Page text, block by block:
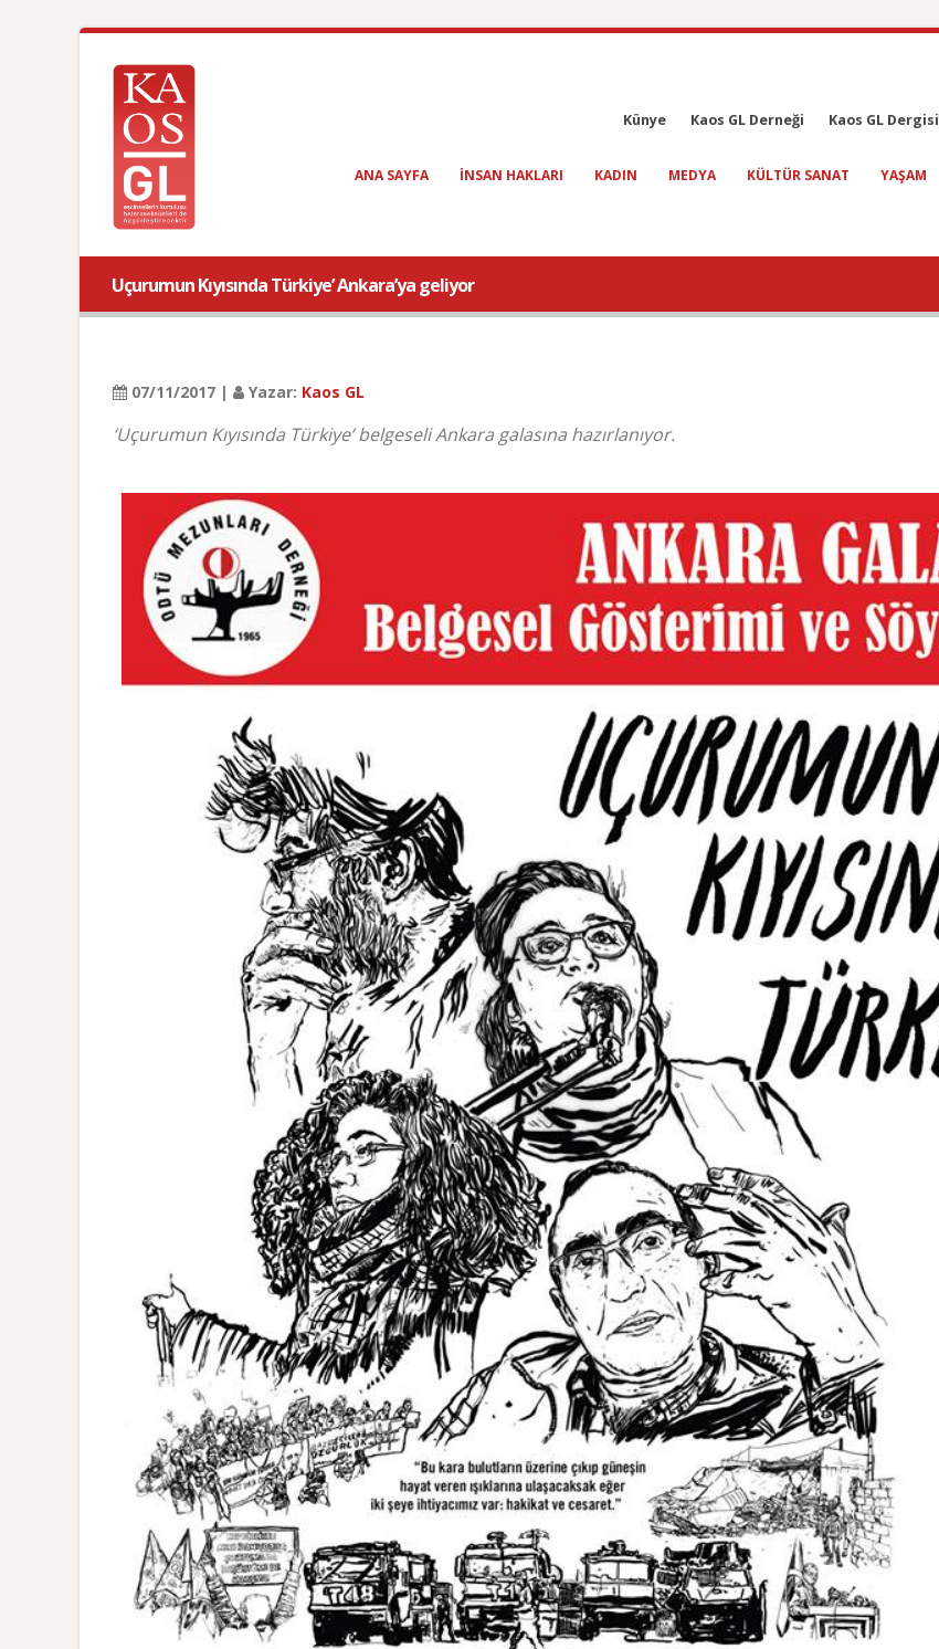
Künye Kaos GL Derneği Kaos GL Dergisi
ANA SAYFA INSAN HAKLARI KADIN MEDYA KÜLTÜR SANAT YAŞAM
Uçurumun Kıyısında Türkiye’ Ankara’ya geliyor
07/11/2017 | Yazar: Kaos GL
‘Uçurumun Kıyısında Türkiye’ belgeseli Ankara galasına hazırlanıyor.